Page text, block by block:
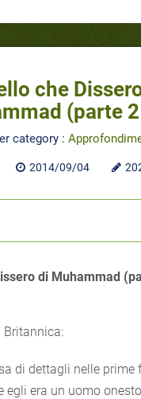
che
(parte
category :
2014/09/04
di Muhammad
Britannica:
di dettagli nelle prime
egli era un uomo